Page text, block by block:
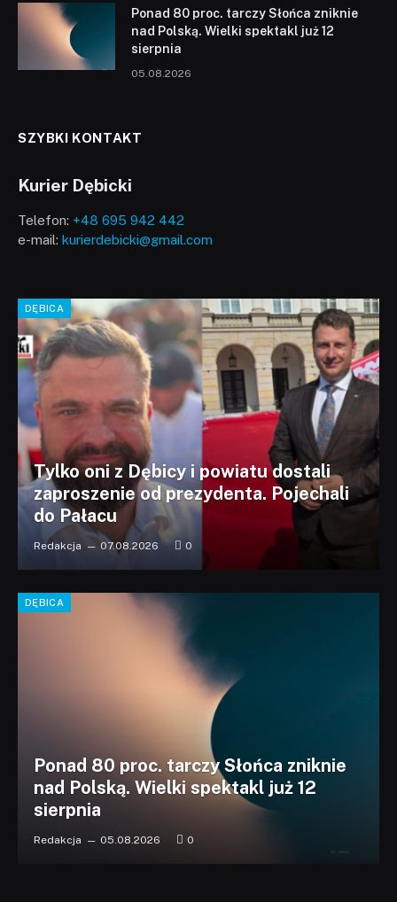
Ponad 80 proc. tarczy Słońca zniknie
nad Polską. Wielki spektakl już 12
sierpnia
05.08.2026
SZYBKI KONTAKT
Kurier Dębicki
Telefon: +48 695 942 442
e-mail: kurierdebicki@gmail.com
DĘBICA
Tylko oni z Dębicy i powiatu dostali
zaproszenie od prezydenta. Pojechali
do Pałacu
Redakcja 07.08.2026 0
DĘBICA
Ponad 80 proc. tarczy Słońca zniknie
nad Polską. Wielki spektakl już 12
sierpnia
Redakcja 05.08.2026 0